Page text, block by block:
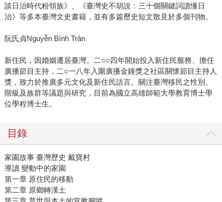
談日治時代粉領族》、《臺灣史不胡說：三十個關鍵詞讀懂日
治》等多本臺灣文史書籍，並有多篇歷史短文散見於多個刊物。
阮氏貞Nguyễn Bình Trân
新住民，因婚姻遷居臺灣。二○○四年開始投入新住民服務、擔任
廣播節目主持，二○一八年入圍廣播金鐘獎之社區關懷節目主持人
獎，致力於推廣多元文化及新住民語言。關注臺灣移民之性別、
階級及族群等議題與研究，目前為國立高雄師範大學教育博士學
位學程博士生。
目錄
家園故事 臺灣歷史 戴寶村
導讀 變動中的家園
第一章 原住民的移動
第二章 原鄉轉漢土